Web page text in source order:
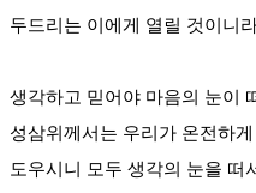
두드리는 이에게 열릴 것이니
생각하고 믿어야 마음의 눈이
성삼위께서는 우리가 온전하
도우시니 모두 생각의 눈을 떠